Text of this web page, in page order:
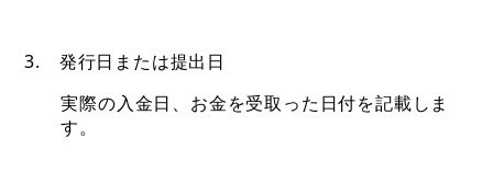
3. 発行日または提出日
実際の入金日、お金を受取った日付を記載しま
す。